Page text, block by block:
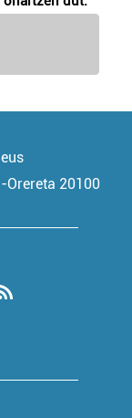
Orereta 20100